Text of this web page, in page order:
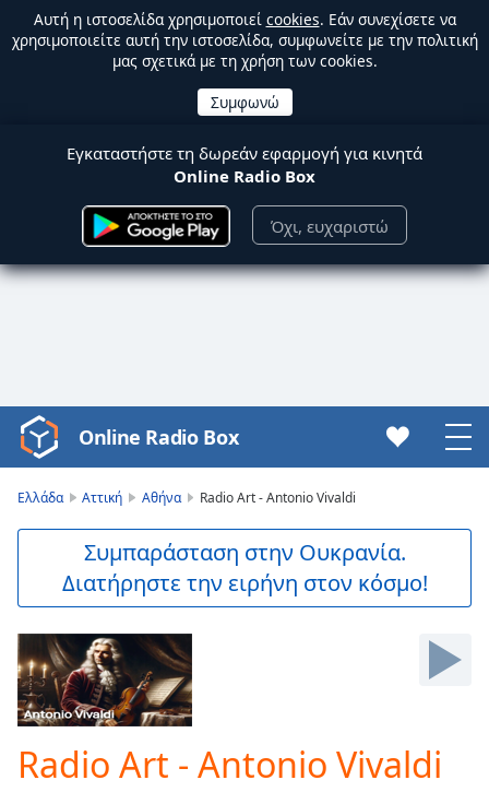
Αυτή η ιστοσελίδα χρησιμοποιεί cookies. Εάν συνεχίσετε να
χρησιμοποιείτε αυτή την ιστοσελίδα, συμφωνείτε με την πολιτική
μας σχετικά με τη χρήση των cookies.
Εγκαταστήστε τη δωρεάν εφαρμογή για κινητά
Online Radio Box
Όχι, ευχαριστώ
Video
Player
Skip
Skip
Forward
Mute
Current
Online Radio Box
Ελλάδα Αττική Αθήνα Radio Art - Antonio Vivaldi
Συμπαράσταση στην Ουκρανία.
Διατήρηστε την ειρήνη στον κόσμο!
Radio Art - Antonio Vivaldi